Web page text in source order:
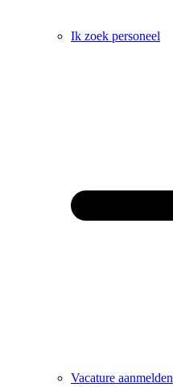
Ik zoek personeel
Vacature aanmelden